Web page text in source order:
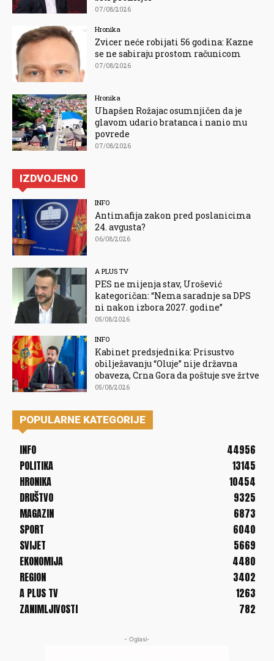
07/08/2026
Hronika
Zvicer neće robijati 56 godina: Kazne
se ne sabiraju prostom računicom
07/08/2026
Hronika
Uhapšen Rožajac osumnjičen da je
glavom udario bratanca i nanio mu
povrede
07/08/2026
IZDVOJENO
INFO
Antimafija zakon pred poslanicima
24. avgusta?
06/08/2026
A PLUS TV
PES ne mijenja stav, Urošević
kategoričan: “Nema saradnje sa DPS
ni nakon izbora 2027. godine”
05/08/2026
INFO
Kabinet predsjednika: Prisustvo
obilježavanju “Oluje” nije državna
obaveza, Crna Gora da poštuje sve žrtve
05/08/2026
POPULARNE KATEGORIJE
INFO
44956
POLITIKA
13145
HRONIKA
10454
DRUŠTVO
9325
MAGAZIN
6873
SPORT
6040
SVIJET
5669
EKONOMIJA
4480
REGION
3402
A PLUS TV
1263
ZANIMLJIVOSTI
782
- Oglasi-